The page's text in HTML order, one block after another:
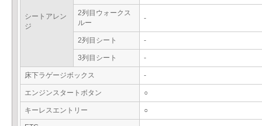
シートアレン
ジ
2列目ウォークス
ルー
-
2列目シート -
3列目シート -
床下ラゲージボックス -
エンジンスタートボタン ○
キーレスエントリー ○